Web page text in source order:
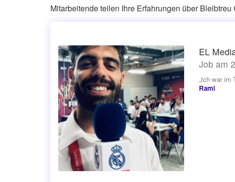
Mitarbeitende teilen Ihre Erfahrungen über Bleibtreu
EL
Job am
„Ich war im
Rami